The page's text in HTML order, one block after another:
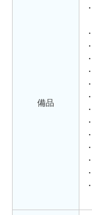
備品